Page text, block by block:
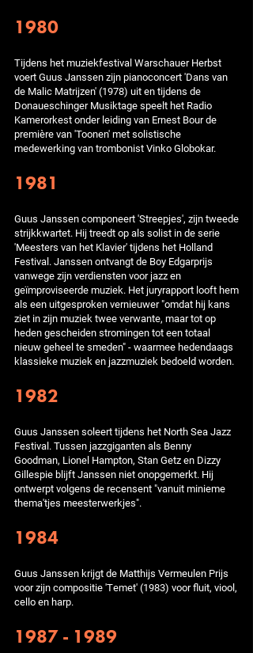
1980
Tijdens het muziekfestival Warschauer Herbst
voert Guus Janssen zijn pianoconcert 'Dans van
de Malic Matrijzen' (1978) uit en tijdens de
Donaueschinger Musiktage speelt het Radio
Kamerorkest onder leiding van Ernest Bour de
première van 'Toonen' met solistische
medewerking van trombonist Vinko Globokar.
1981
Guus Janssen componeert 'Streepjes', zijn tweede
strijkkwartet. Hij treedt op als solist in de serie
'Meesters van het Klavier' tijdens het Holland
Festival. Janssen ontvangt de Boy Edgarprijs
vanwege zijn verdiensten voor jazz en
geïmproviseerde muziek. Het juryrapport looft hem
als een uitgesproken vernieuwer "omdat hij kans
ziet in zijn muziek twee verwante, maar tot op
heden gescheiden stromingen tot een totaal
nieuw geheel te smeden" - waarmee hedendaags
klassieke muziek en jazzmuziek bedoeld worden.
1982
Guus Janssen soleert tijdens het North Sea Jazz
Festival. Tussen jazzgiganten als Benny
Goodman, Lionel Hampton, Stan Getz en Dizzy
Gillespie blijft Janssen niet onopgemerkt. Hij
ontwerpt volgens de recensent "vanuit minieme
thema'tjes meesterwerkjes".
1984
Guus Janssen krijgt de Matthijs Vermeulen Prijs
voor zijn compositie 'Temet' (1983) voor fluit, viool,
cello en harp.
1987 - 1989